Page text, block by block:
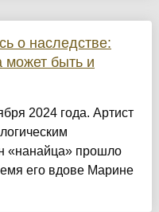
о наследстве:
может быть и
2024 года. Артист
«нанайца» прошло
его вдове Марине